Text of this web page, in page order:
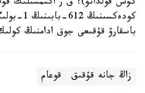
كۇش قولدانۋ)؛ ق ر اكىمشىلىك
باسقارۋ قۇقىعى جوق ادامنىڭ
زاڭ جانە قۇقىق قوعام